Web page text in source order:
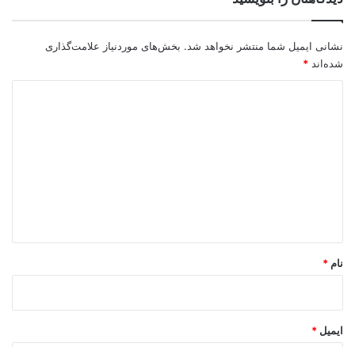
نشانی ایمیل شما منتشر نخواهد شد. بخش‌های موردنیاز علامت‌گذاری
شده‌اند *
نام *
ایمیل *